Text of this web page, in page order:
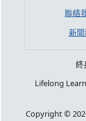
聯絡
新
終
Lifelong
Copyright ©